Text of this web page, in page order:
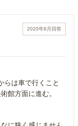
2020年8月 回答
らは車で行くこと
館方面に進む。